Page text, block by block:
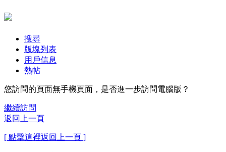
搜尋
版塊列表
用戶信息
熱帖
您訪問的頁面無手機頁面，是否進一步訪問電腦版？
繼續訪問
返回上一頁
[ 點擊這裡返回上一頁 ]